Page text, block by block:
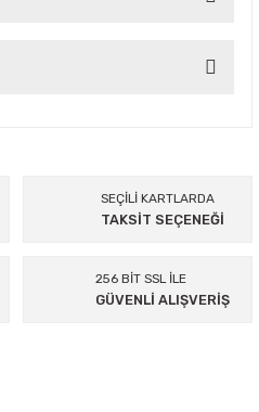
görüntülenemiyor.
SEÇİLİ KARTLARDA
TAKSİT SEÇENEĞİ
256 BİT SSL İLE
GÜVENLİ ALIŞVERİŞ